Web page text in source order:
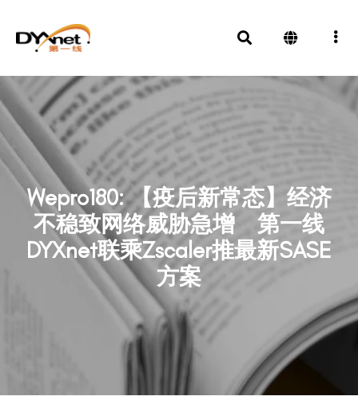
Wepro180: 【疫后新常态】经济
不稳致网络威胁急增 第一线
DYXnet联乘Zscaler推最新SASE
方案
BACK TO PREVIOUS